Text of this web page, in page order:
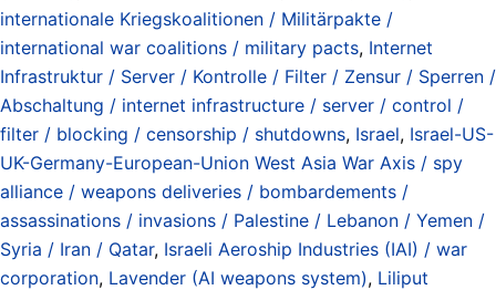
internationale Kriegskoalitionen / Militärpakte /
international war coalitions / military pacts, Internet
Infrastruktur / Server / Kontrolle / Filter / Zensur / Sperren /
Abschaltung / internet infrastructure / server / control /
filter / blocking / censorship / shutdowns, Israel, Israel-US-
UK-Germany-European-Union West Asia War Axis / spy
alliance / weapons deliveries / bombardements /
assassinations / invasions / Palestine / Lebanon / Yemen /
Syria / Iran / Qatar, Israeli Aeroship Industries (IAI) / war
corporation, Lavender (AI weapons system), Liliput